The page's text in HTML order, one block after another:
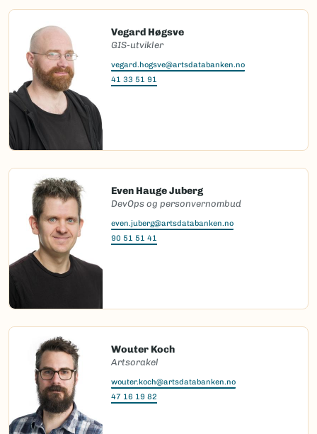
Vegard Høgsve
GIS-utvikler
vegard.hogsve@artsdatabanken.no
41 33 51 91
Even Hauge Juberg
DevOps og personvernombud
even.juberg@artsdatabanken.no
90 51 51 41
Wouter Koch
Artsorakel
wouter.koch@artsdatabanken.no
47 16 19 82